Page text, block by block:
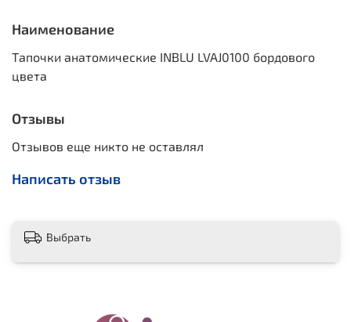
Наименование
Тапочки анатомические INBLU LVAJ0100 бордового
цвета
Отзывы
Отзывов еще никто не оставлял
Написать отзыв
Выбрать